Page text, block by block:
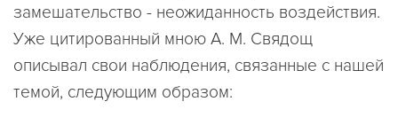
замешательство - неожиданность воздействия.
Уже цитированный мною А. М. Свядощ
описывал свои наблюдения, связанные с нашей
темой, следующим образом: